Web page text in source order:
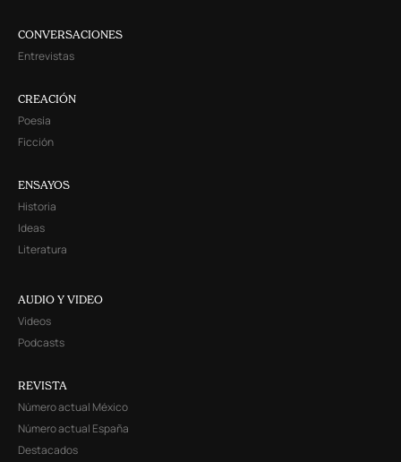
CONVERSACIONES
Entrevistas
CREACIÓN
Poesía
Ficción
ENSAYOS
Historia
Ideas
Literatura
AUDIO Y VIDEO
Videos
Podcasts
REVISTA
Número actual México
Número actual España
Destacados